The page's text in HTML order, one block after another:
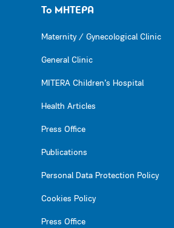
Το ΜΗΤΕΡΑ
Maternity / Gynecological Clinic
General Clinic
MITERA Children’s Hospital
Health Articles
Press Office
Publications
Personal Data Protection Policy
Cookies Policy
Press Office